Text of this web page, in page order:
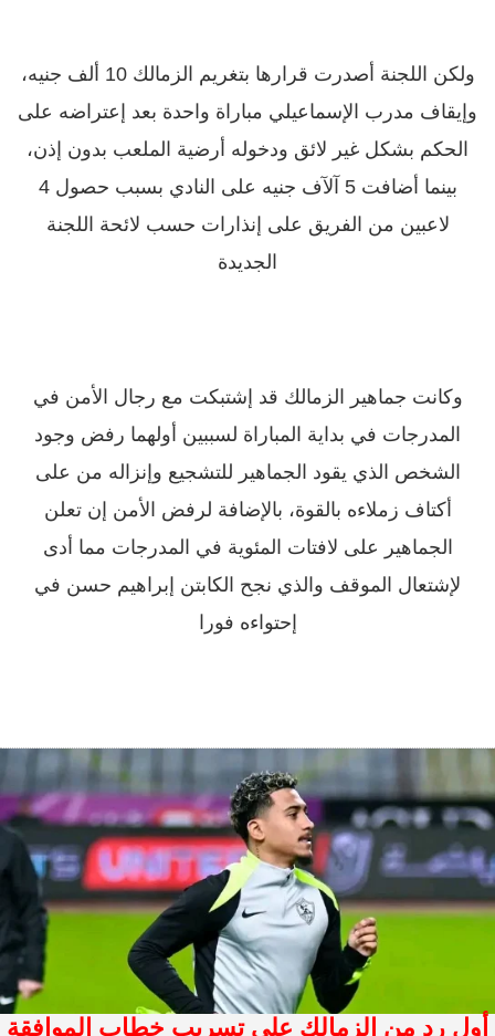
ولكن اللجنة أصدرت قرارها بتغريم الزمالك 10 ألف جنيه،
وإيقاف مدرب الإسماعيلي مباراة واحدة بعد إعتراضه على
الحكم بشكل غير لائق ودخوله أرضية الملعب بدون إذن،
بينما أضافت 5 آلآف جنيه على النادي بسبب حصول 4
لاعبين من الفريق على إنذارات حسب لائحة اللجنة
الجديدة
وكانت جماهير الزمالك قد إشتبكت مع رجال الأمن في
المدرجات في بداية المباراة لسببين أولهما رفض وجود
الشخص الذي يقود الجماهير للتشجيع وإنزاله من على
أكتاف زملاءه بالقوة، بالإضافة لرفض الأمن إن تعلن
الجماهير على لافتات المئوية في المدرجات مما أدى
لإشتعال الموقف والذي نجح الكابتن إبراهيم حسن في
إحتواءه فورا
أول رد من الزمالك على تسريب خطاب الموافقة